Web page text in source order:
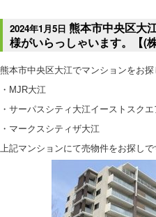
2024年1月5日 熊本市中央区大
様がいらっしゃいます。【(
熊本市中央区大江でマンションをお
・MJR大江
・サーパスシティ大江イーストスクエ
・マークスシティザ大江
上記マンションにて売物件をお探しで